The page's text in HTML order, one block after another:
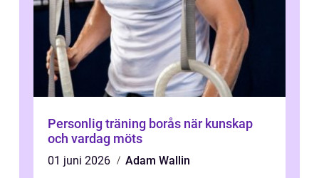
Personlig träning borås när kunskap
och vardag möts
01 juni 2026
Adam Wallin